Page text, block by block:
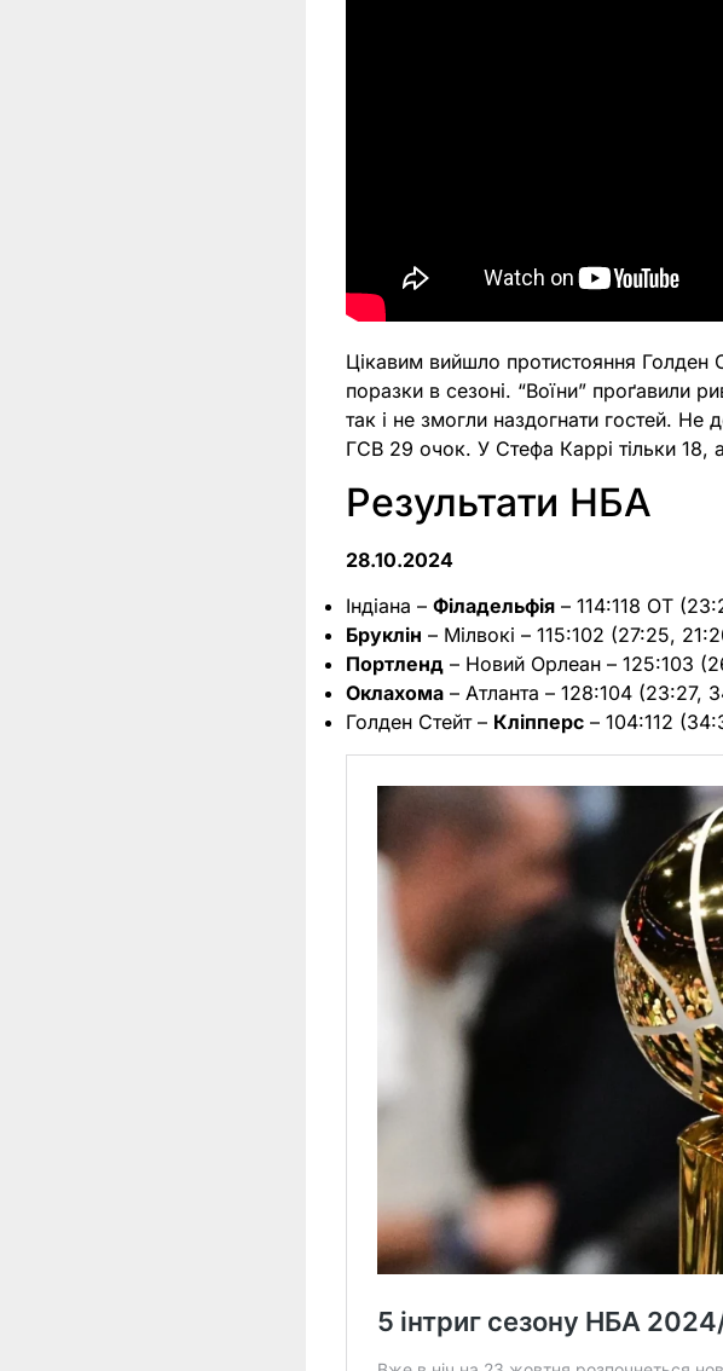
Цікавим вийшло протистояння Голден
поразки в сезоні. “Воїни” проґавили
так і не змогли наздогнати гостей. Не
ГСВ 29 очок. У Стефа Каррі тільки 18,
Результати НБА
28.10.2024
Індіана –Філадельфія – 114:118 OT
Бруклін – Мілвокі – 115:102 (27:25,
Портленд – Новий Орлеан – 125:103
Оклахома – Атланта – 128:104 (23:27,
Голден Стейт – Кліпперс – 104:112